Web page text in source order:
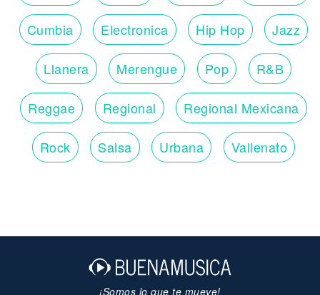
Cumbia Electronica Hip Hop Jazz
Llanera Merengue Pop R&B
Reggae Regional Regional Mexicana
Rock Salsa Urbana Vallenato
¡Somos lo que te mueve!